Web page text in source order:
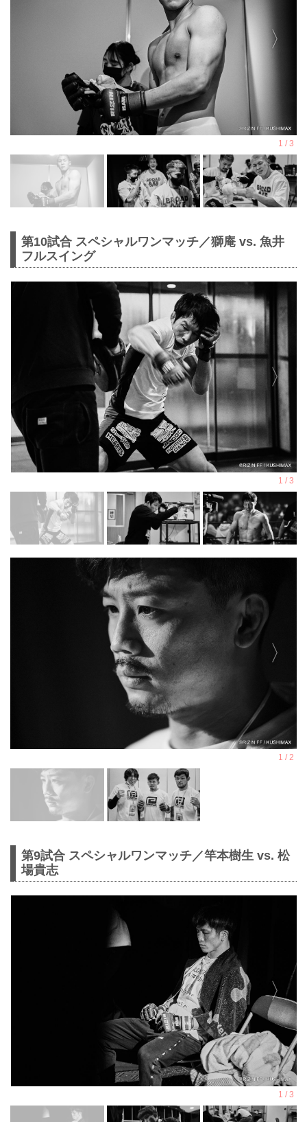
第10試合 スペシャルワンマッチ／獅庵 vs. 魚井
フルスイング
第9試合 スペシャルワンマッチ／竿本樹生 vs. 松
場貴志